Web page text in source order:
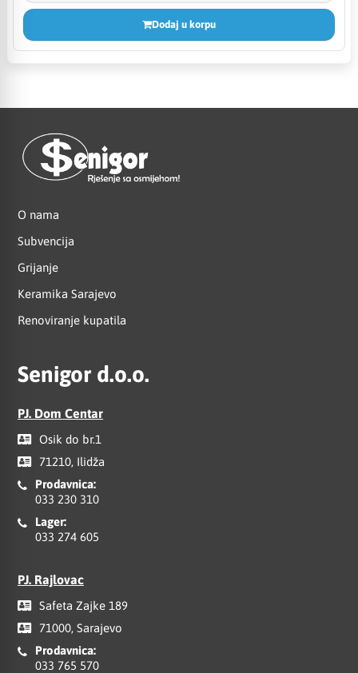
Dodaj u korpu
O nama
Subvencija
Grijanje
Keramika Sarajevo
Renoviranje kupatila
Senigor d.o.o.
PJ. Dom Centar
Osik do br.1
71210, Ilidža
Prodavnica:
033 230 310
Lager:
033 274 605
PJ. Rajlovac
Safeta Zajke 189
71000, Sarajevo
Prodavnica:
033 765 570